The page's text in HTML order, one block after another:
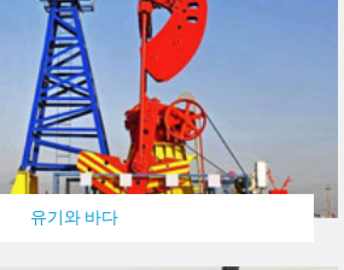
유기와 바다